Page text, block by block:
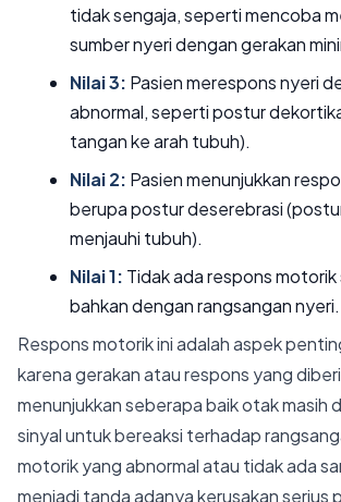
tidak sengaja, seperti mencoba
sumber nyeri dengan gerakan
Nilai 3: Pasien merespons nyeri
abnormal, seperti postur
tangan ke arah tubuh).
Nilai 2: Pasien menunjukkan
berupa postur deserebrasi
menjauhi tubuh).
Nilai 1: Tidak ada respons motorik
bahkan dengan rangsangan nyeri.
Respons motorik ini adalah aspek
karena gerakan atau respons yang
menunjukkan seberapa baik otak masih
sinyal untuk bereaksi terhadap
motorik yang abnormal atau tidak ada
menjadi tanda adanya kerusakan serius